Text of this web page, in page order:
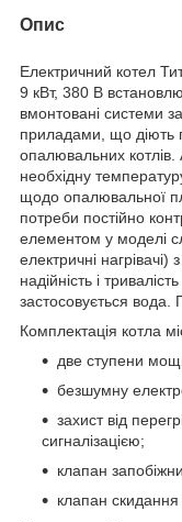
Опис
Електричний котел
9 кВт, 380 В
вмонтовані системи
приладами, що діють
опалювальних котлів.
необхідну
щодо опалювальної
потреби постійно
елементом у моделі
електричні нагрівачі)
надійність і
застосовується вода.
Комплектація котла
две ступени
безшумну
захист від
сигналізацією;
клапан
клапан скидання